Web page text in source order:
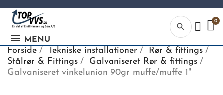
MENU
search
Forside Tekniske installationer
Rør & fittings
Stålrør & Fittings
Galvaniseret Rør & fittings
Galvaniseret vinkelunion 90gr muffe/muffe 1"